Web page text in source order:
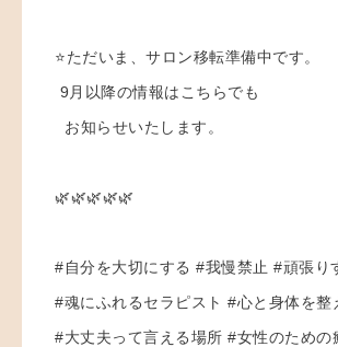
⭐️ただいま、サロン移転準備中です。
9月以降の情報はこちらでも
お知らせいたします。
🌿🌿🌿🌿🌿
#自分を大切にする #我慢禁止 #頑張り
#魂にふれるセラピスト #心と身体を整
#大丈夫って言える場所 #女性のための